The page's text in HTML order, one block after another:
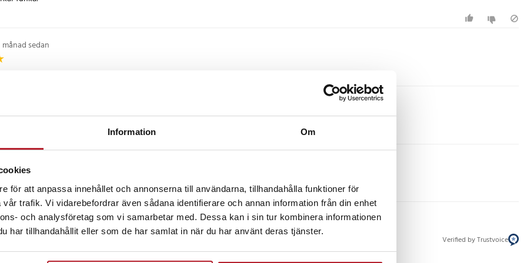
Information Om
för att anpassa innehållet och annonserna till användarna, tillhandahålla funktioner för
trafik. Vi vidarebefordrar även sådana identifierare och annan information från din enhet
och analysföretag som vi samarbetar med. Dessa kan i sin tur kombinera informationen
har tillhandahållit eller som de har samlat in när du har använt deras tjänster.
/ USB-C 5V⎓2A / inbyggd
/ inbyggd micro USB 5V⎓2A /
laddas samtidigt: upp till 4
mot överhettning,
månad sedan
Verified by Trustvoice